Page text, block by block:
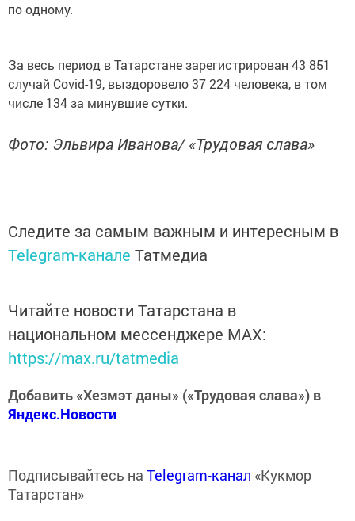
по одному.
За весь период в Татарстане зарегистрирован 43 851
случай Covid-19, выздоровело 37 224 человека, в том
числе 134 за минувшие сутки.
Фото: Эльвира Иванова/ «Трудовая слава»
Следите за самым важным и интересным в
Telegram-канале Татмедиа
Читайте новости Татарстана в
национальном мессенджере MАХ:
https://max.ru/tatmedia
Добавить «Хезмэт даны» («Трудовая слава») в
Яндекс.Новости
Подписывайтесь на Telegram-канал «Кукмор
Татарстан»